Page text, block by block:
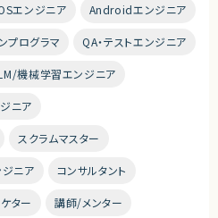
エンジニア Androidエンジニア
プログラマ QA・テストエンジニア
機械学習エンジニア
ニア
スクラムマスター
ニア コンサルタント
ター 講師/メンター